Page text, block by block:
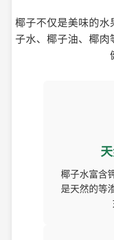
椰子不仅是美味的
子水、椰子油、椰
椰子水富含
是天然的等